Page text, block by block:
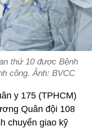
thứ 10 được Bệnh
công. Ảnh: BVCC
y 175 (TPHCM)
Quân đội 108
chuyển giao kỹ